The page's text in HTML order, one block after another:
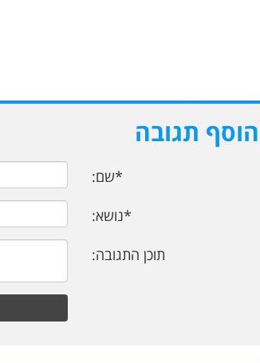
הוסף תגובה
*שם:
*נושא:
תוכן התגובה: